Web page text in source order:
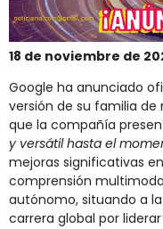
18 de noviembre de
Google ha anunciado
versión de su familia
que la compañía
y versátil hasta el
mejoras significativas
comprensión
autónomo, situando a
carrera global por